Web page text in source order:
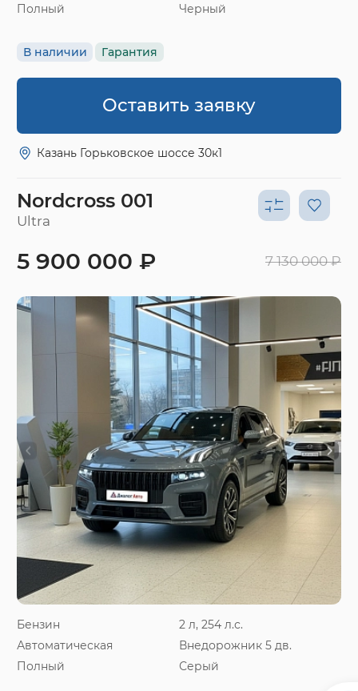
Полный
Черный
В наличии Гарантия
Оставить заявку
Казань Горьковское шоссе 30к1
Nordcross 001
Ultra
Бензин
2 л, 254 л.с.
Автоматическая
Внедорожник 5 дв.
Полный
Серый
5 900 000 ₽ 7 130 000 ₽